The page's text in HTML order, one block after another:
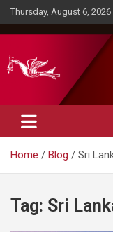
Skip
to
content
Thursday, August 6, 2026
Home Blog Sri
Tag: Sri